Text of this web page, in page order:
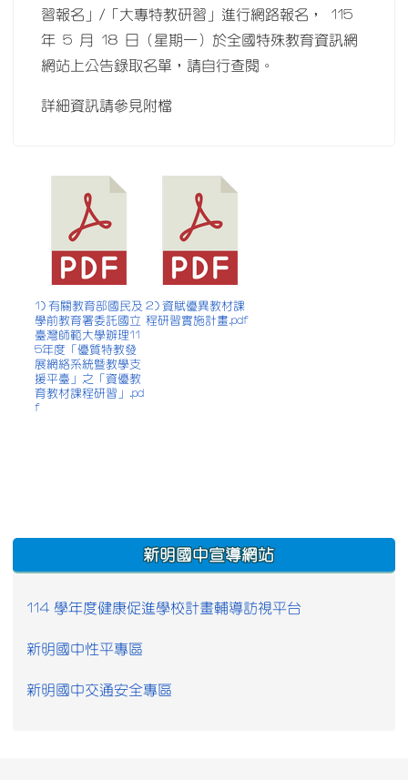
習報名」/「大專特教研習」進行網路報名， 115
年 5 月 18 日（星期一）於全國特殊教育資訊網
網站上公告錄取名單，請自行查閱。
詳細資訊請參見附檔
1) 有關教育部國民及
學前教育署委託國立
臺灣師範大學辦理11
5年度「優質特教發
展網絡系統暨教學支
援平臺」之「資優教
育教材課程研習」.pd
f
2) 資賦優異教材課
程研習實施計畫.pdf
:::
新明國中宣導網站
114 學年度健康促進學校計畫輔導訪視平台
新明國中性平專區
新明國中交通安全專區